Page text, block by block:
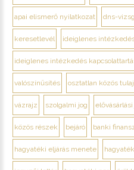
apai elismerő nyilatkozat dns-
keresetlevél ideiglenes
ideiglenes intézkedés
valószínűsítés osztatlan közös
vázrajz szolgalmi jog elővásárlási
közös részek bejáró banki
hagyatéki eljárás menete